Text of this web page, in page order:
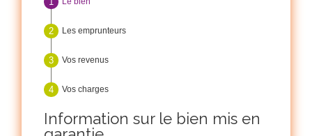
Les emprunteurs
Vos revenus
Vos charges
Information sur le bien mis en